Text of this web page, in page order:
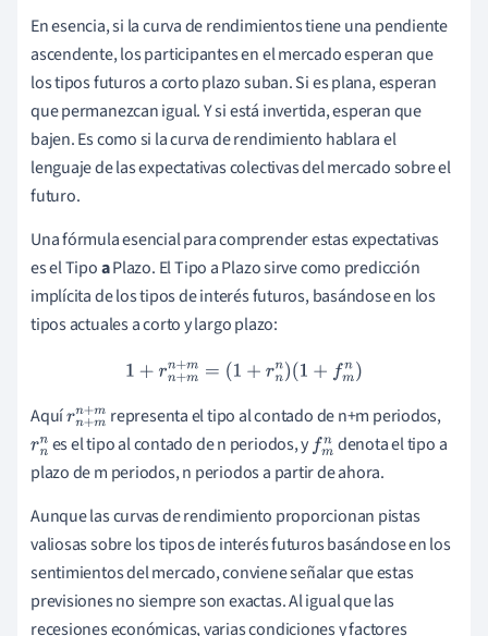
En esencia, si la curva de rendimientos tiene una pendiente
ascendente, los participantes en el mercado esperan que
los tipos futuros a corto plazo suban. Si es plana, esperan
que permanezcan igual. Y si está invertida, esperan que
bajen. Es como si la curva de rendimiento hablara el
lenguaje de las expectativas colectivas del mercado sobre el
futuro.
Una fórmula esencial para comprender estas expectativas
es el TipoaPlazo. El Tipo a Plazo sirve como predicción
implícita de los tipos de interés futuros, basándose en los
tipos actuales a corto y largo plazo:
1+ rn+mn+m=( 1+rnn)(1+ fm n)
Aquírn+m
n+m
representa el tipo al contado de n+m periodos,
rn
n
es el tipo al contado de n periodos, yfm
n
denota el tipo a
plazo de m periodos, n periodos a partir de ahora.
Aunque las curvas de rendimiento proporcionan pistas
valiosas sobre los tipos de interés futuros basándose en los
sentimientos del mercado, conviene señalar que estas
previsiones no siempre son exactas. Al igual que las
recesiones económicas, varias condiciones y factores